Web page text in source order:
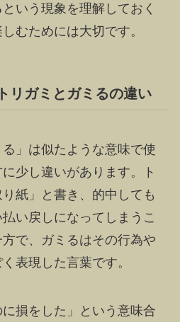
いう現象を理解しておく
むためには大切です。
リガミとガミるの違い
る」は似たような意味で使
少し違いがあります。ト
紙」と書き、的中しても
い戻しになってしまうこ
で、ガミるはその行為や
表現した言葉です。
損をした」という意味合